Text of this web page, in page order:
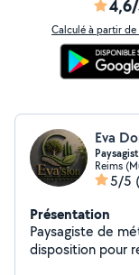
Calculé à partir de
Eva
Reims
5/5
Présentation
Paysagiste de
disposition pour